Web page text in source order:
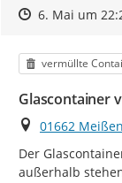
Zeitpunkt des
Zeitpunkt des
6. Mai um
Kategorie
vermüllte
Glascontainer
Ort
01662
Der
außerhalb